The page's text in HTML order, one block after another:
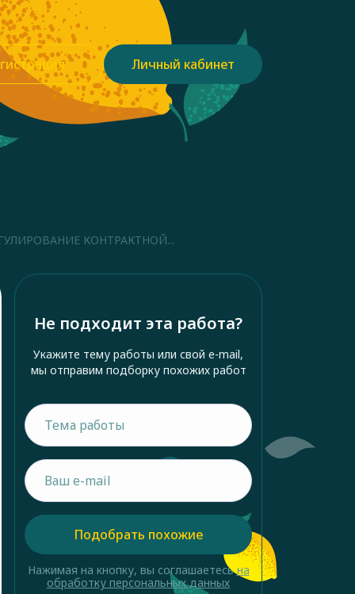
Личный кабинет
КОНТРАКТНОЙ...
Не подходит эта работа?
Укажите тему работы или свой e-mail,
мы отправим подборку похожих работ
Подобрать похожие
Нажимая на кнопку, вы соглашаетесьна
обработку персональных данных